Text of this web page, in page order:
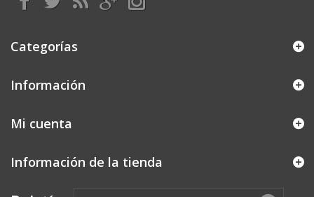
Categorías
Información
Mi cuenta
Información de la tienda